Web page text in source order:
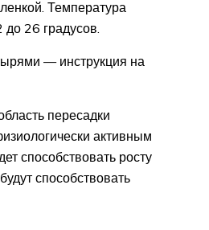
Температура
26 градусов.
— инструкция на
пересадки
активным
способствовать росту
способствовать